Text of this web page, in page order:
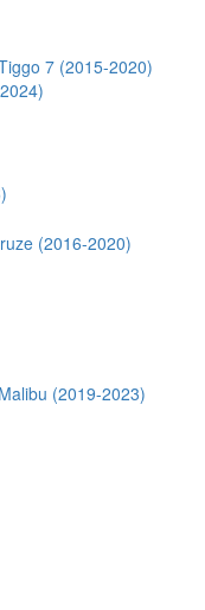
7 (2015-2020)
(2016-2020)
Malibu (2019-2023)